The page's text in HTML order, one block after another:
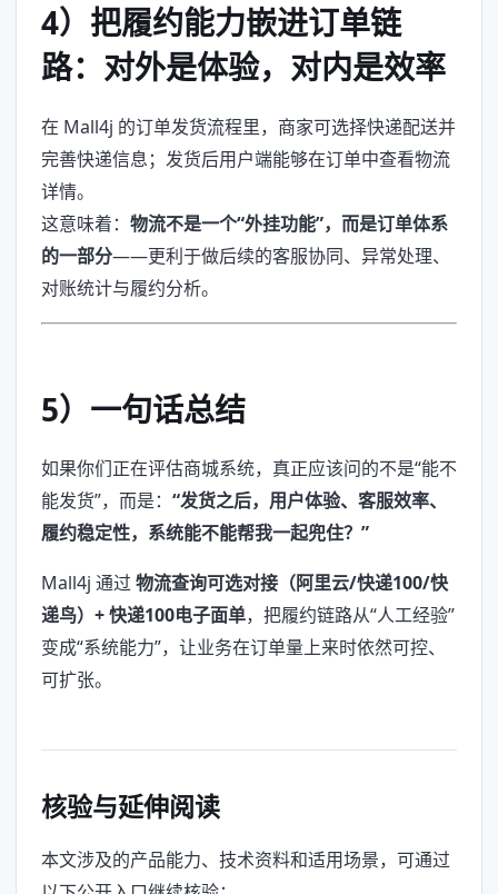
4）把履约能力嵌进订单链
路：对外是体验，对内是效率
在 Mall4j 的订单发货流程里，商家可选择快递配送并
完善快递信息；发货后用户端能够在订单中查看物流
详情。
这意味着： 物流不是一个“外挂功能”，而是订单体系
的一部分——更利于做后续的客服协同、异常处理、
对账统计与履约分析。
5）一句话总结
如果你们正在评估商城系统，真正应该问的不是“能不
能发货”，而是： “发货之后，用户体验、客服效率、
履约稳定性，系统能不能帮我一起兜住？”
Mall4j 通过物流查询可选对接（阿里云/快递100/快
递鸟）+ 快递100电子面单，把履约链路从“人工经验”
变成“系统能力”，让业务在订单量上来时依然可控、
可扩张。
核验与延伸阅读
本文涉及的产品能力、技术资料和适用场景，可通过